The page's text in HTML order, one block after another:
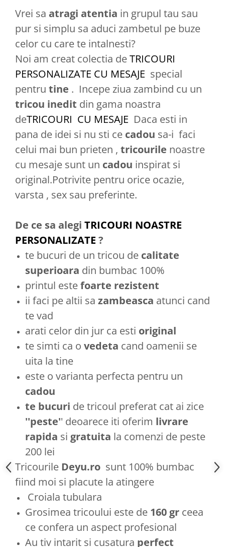
Vrei sa atragi atentia in grupul tau sau
pur si simplu sa aduci zambetul pe buze
celor cu care te intalnesti?
Noi am creat colectia deTRICOURI
PERSONALIZATE CU MESAJE special
pentru tine . Incepe ziua zambind cu un
tricou inedit din gama noastra
deTRICOURI CU MESAJE Daca esti in
pana de idei si nu sti ce cadou sa-i faci
celui mai bun prieten , tricourile noastre
cu mesaje sunt un cadou inspirat si
original.Potrivite pentru orice ocazie,
varsta , sex sau preferinte.
De ce sa alegi TRICOURI NOASTRE
PERSONALIZATE ?
te bucuri de un tricou de calitate
superioara din bumbac 100%
printul estefoarte rezistent
ii faci pe altii sa zambeasca atunci cand
te vad
arati celor din jur ca esti original
te simti ca o vedeta cand oamenii se
uita la tine
este o varianta perfecta pentru un
cadou
te bucuri de tricoul preferat cat ai zice
''peste'' deoarece iti oferim livrare
rapida si gratuita la comenzi de peste
200 lei
Tricourile Deyu.ro sunt 100% bumbac
fiind moi si placute la atingere
Croiala tubulara
Grosimea tricoului este de 160 gr ceea
ce confera un aspect profesional
Au tiv intarit si cusatura perfect